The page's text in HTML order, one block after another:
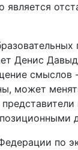
является
Денис
смыслов
может
по